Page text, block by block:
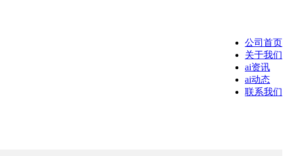
公司首页
关于我们
ai资讯
ai动态
联系我们